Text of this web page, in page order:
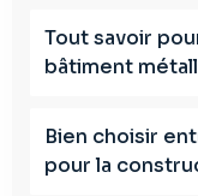
Tout savoir
bâtiment
Bien choisir
pour la